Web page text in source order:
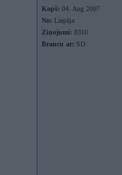
Kopš: 04. Aug 2007
No: Liepāja
Ziņojumi: 8310
Braucu ar: SD